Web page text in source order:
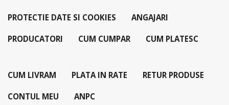
PROTECTIE DATE SI COOKIES ANGAJARI
PRODUCATORI CUM CUMPAR CUM PLATESC
CUM LIVRAM PLATA IN RATE RETUR PRODUSE
CONTUL MEU ANPC